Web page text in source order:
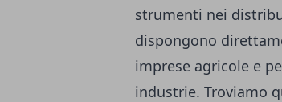
strumenti nei
dispongono
imprese agricole e
industrie. Troviamo